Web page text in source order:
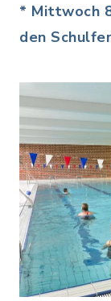
* Mittwoch
den